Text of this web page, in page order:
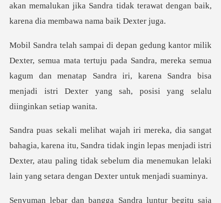
akan memalukan jika Sandra tidak terawat den
tuju pada Sandra, mereka semua
kagum dan menatap Sandra iri, karena Sandra bi
, Sandra tidak ingin lepas menjadi istri
Dexter, atau paling tidak sebelum